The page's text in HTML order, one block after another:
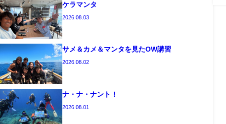
ケラマンタ
2026.08.03
サメ＆カメ＆マンタを見たOW講習
2026.08.02
ナ・ナ・ナント！
2026.08.01